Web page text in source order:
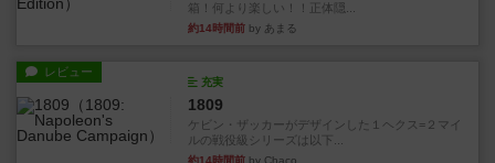
箱！何より楽しい！！正体隠...
約14時間前 by あまる
レビュー
充実
1809
ケビン・ザッカーがデザインした１ヘクス=２マイ
ルの戦役級シリーズは以下...
約14時間前 by Chaco